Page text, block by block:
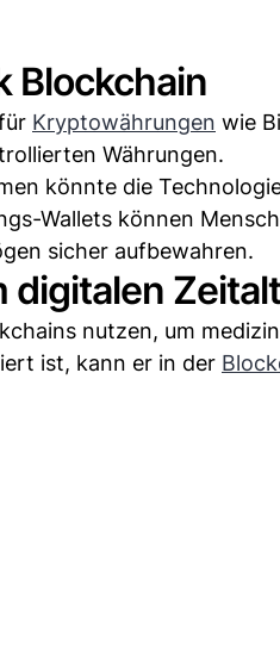
Blockchain
Kryptowährungen wie
Währungen.
könnte die
Wallets können
sicher aufbewahren.
digitalen
nutzen, um
ist, kann er in der